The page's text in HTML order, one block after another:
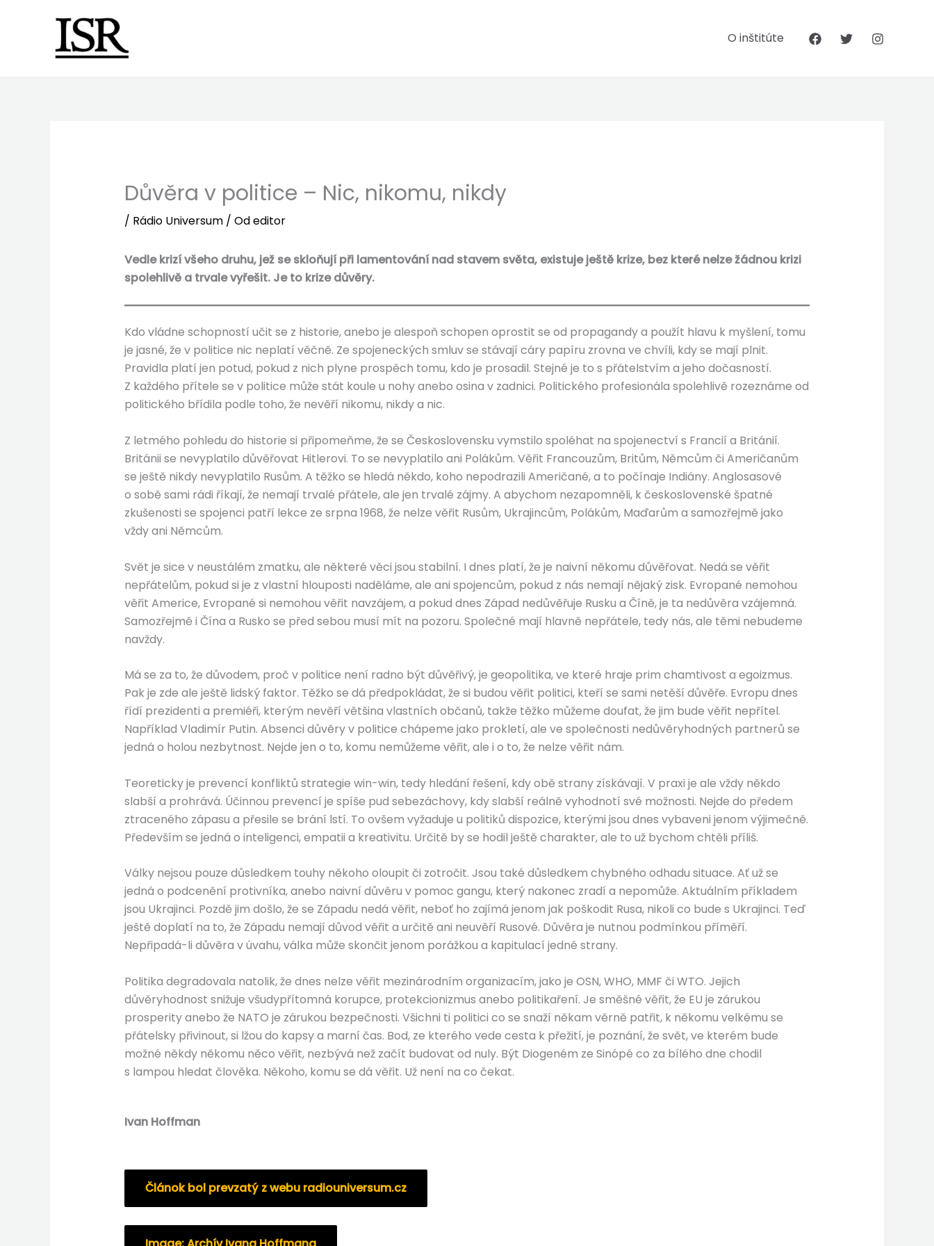
O inštitúte
Důvěra v politice – Nic, nikomu, nikdy
/ Rádio Universum/ Odeditor
Vedle krizí všeho druhu, jež se skloňují při lamentování nad stavem světa, existuje ještě krize, bez které nelze žádnou krizi
spolehlivě a trvale vyřešit. Je to krize důvěry.
Kdo vládne schopností učit se z historie, anebo je alespoň schopen oprostit se od propagandy a použít hlavu k myšlení, tomu
je jasné, že v politice nic neplatí věčně. Ze spojeneckých smluv se stávají cáry papíru zrovna ve chvíli, kdy se mají plnit.
Pravidla platí jen potud, pokud z nich plyne prospěch tomu, kdo je prosadil. Stejné je to s přátelstvím a jeho dočasností.
Z každého přítele se v politice může stát koule u nohy anebo osina v zadnici. Politického profesionála spolehlivě rozeznáme od
politického břídila podle toho, že nevěří nikomu, nikdy a nic.
Z letmého pohledu do historie si připomeňme, že se Československu vymstilo spoléhat na spojenectví s Francií a Británií.
Británii se nevyplatilo důvěřovat Hitlerovi. To se nevyplatilo ani Polákům. Věřit Francouzům, Britům, Němcům či Američanům
se ještě nikdy nevyplatilo Rusům. A těžko se hledá někdo, koho nepodrazili Američané, a to počínaje Indiány. Anglosasové
o sobě sami rádi říkají, že nemají trvalé přátele, ale jen trvalé zájmy. A abychom nezapomněli, k československé špatné
zkušenosti se spojenci patří lekce ze srpna 1968, že nelze věřit Rusům, Ukrajincům, Polákům, Maďarům a samozřejmě jako
vždy ani Němcům.
Svět je sice v neustálém zmatku, ale některé věci jsou stabilní. I dnes platí, že je naivní někomu důvěřovat. Nedá se věřit
nepřátelům, pokud si je z vlastní hlouposti naděláme, ale ani spojencům, pokud z nás nemají nějaký zisk. Evropané nemohou
věřit Americe, Evropané si nemohou věřit navzájem, a pokud dnes Západ nedůvěřuje Rusku a Číně, je ta nedůvěra vzájemná.
Samozřejmě i Čína a Rusko se před sebou musí mít na pozoru. Společné mají hlavně nepřátele, tedy nás, ale těmi nebudeme
navždy.
Má se za to, že důvodem, proč v politice není radno být důvěřivý, je geopolitika, ve které hraje prim chamtivost a egoizmus.
Pak je zde ale ještě lidský faktor. Těžko se dá předpokládat, že si budou věřit politici, kteří se sami netěší důvěře. Evropu dnes
řídí prezidenti a premiéři, kterým nevěří většina vlastních občanů, takže těžko můžeme doufat, že jim bude věřit nepřítel.
Například Vladimír Putin. Absenci důvěry v politice chápeme jako prokletí, ale ve společnosti nedůvěryhodných partnerů se
jedná o holou nezbytnost. Nejde jen o to, komu nemůžeme věřit, ale i o to, že nelze věřit nám.
Teoreticky je prevencí konfliktů strategie win-win, tedy hledání řešení, kdy obě strany získávají. V praxi je ale vždy někdo
slabší a prohrává. Účinnou prevencí je spíše pud sebezáchovy, kdy slabší reálně vyhodnotí své možnosti. Nejde do předem
ztraceného zápasu a přesile se brání lstí. To ovšem vyžaduje u politiků dispozice, kterými jsou dnes vybaveni jenom výjimečně.
Především se jedná o inteligenci, empatii a kreativitu. Určitě by se hodil ještě charakter, ale to už bychom chtěli příliš.
Války nejsou pouze důsledkem touhy někoho oloupit či zotročit. Jsou také důsledkem chybného odhadu situace. Ať už se
jedná o podcenění protivníka, anebo naivní důvěru v pomoc gangu, který nakonec zradí a nepomůže. Aktuálním příkladem
jsou Ukrajinci. Pozdě jim došlo, že se Západu nedá věřit, neboť ho zajímá jenom jak poškodit Rusa, nikoli co bude s Ukrajinci. Teď
ještě doplatí na to, že Západu nemají důvod věřit a určitě ani neuvěří Rusové. Důvěra je nutnou podmínkou příměří.
Nepřipadá-li důvěra v úvahu, válka může skončit jenom porážkou a kapitulací jedné strany.
Politika degradovala natolik, že dnes nelze věřit mezinárodním organizacím, jako je OSN, WHO, MMF či WTO. Jejich
důvěryhodnost snižuje všudypřítomná korupce, protekcionizmus anebo politikaření. Je směšné věřit, že EU je zárukou
prosperity anebo že NATO je zárukou bezpečnosti. Všichni ti politici co se snaží někam věrně patřit, k někomu velkému se
přátelsky přivinout, si lžou do kapsy a marní čas. Bod, ze kterého vede cesta k přežití, je poznání, že svět, ve kterém bude
možné někdy někomu něco věřit, nezbývá než začít budovat od nuly. Být Diogeném ze Sinópé co za bílého dne chodil
s lampou hledat člověka. Někoho, komu se dá věřit. Už není na co čekat.
Ivan Hoffman
Článok bol prevzatý z webu radiouniversum.cz